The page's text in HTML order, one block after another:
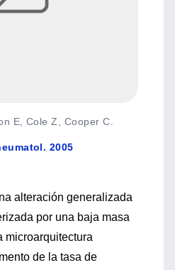
E, Cole Z, Cooper C.
2005
alteración generalizada
por una baja masa
microarquitectura
de la tasa de